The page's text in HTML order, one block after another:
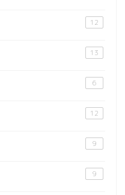
12
13
6
12
9
9